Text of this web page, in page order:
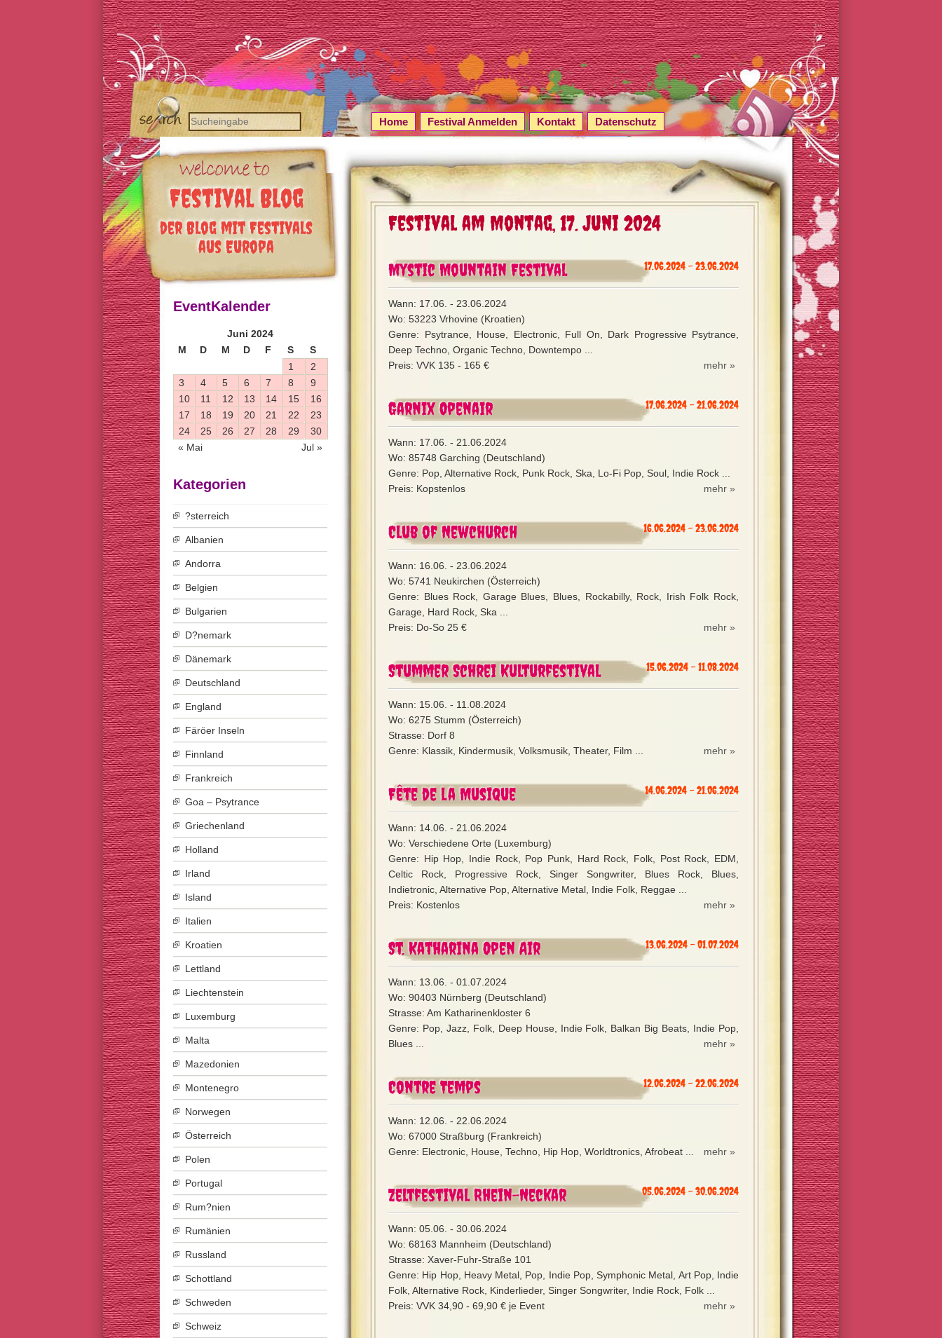
Festival Blog
der Blog mit Festivals
aus Europa
Home Festival Anmelden Kontakt Datenschutz
Festival am Montag, 17. Juni 2024
Mystic Mountain Festival 17.06.2024 - 23.06.2024
Wann: 17.06. - 23.06.2024
Wo: 53223 Vrhovine (Kroatien)
Genre: Psytrance, House, Electronic, Full On, Dark Progressive Psytrance,
Deep Techno, Organic Techno, Downtempo ...
Preis: VVK 135 - 165 €
mehr »
Garnix Openair 17.06.2024 - 21.06.2024
Wann: 17.06. - 21.06.2024
Wo: 85748 Garching (Deutschland)
Genre: Pop, Alternative Rock, Punk Rock, Ska, Lo-Fi Pop, Soul, Indie Rock ...
Preis: Kopstenlos
mehr »
Club of Newchurch 16.06.2024 - 23.06.2024
Wann: 16.06. - 23.06.2024
Wo: 5741 Neukirchen (Österreich)
Genre: Blues Rock, Garage Blues, Blues, Rockabilly, Rock, Irish Folk Rock,
Garage, Hard Rock, Ska ...
Preis: Do-So 25 €
mehr »
Stummer Schrei Kulturfestival 15.06.2024 - 11.08.2024
Wann: 15.06. - 11.08.2024
Wo: 6275 Stumm (Österreich)
Strasse: Dorf 8
Genre: Klassik, Kindermusik, Volksmusik, Theater, Film ...
mehr »
Fête de la Musique 14.06.2024 - 21.06.2024
Wann: 14.06. - 21.06.2024
Wo: Verschiedene Orte (Luxemburg)
Genre: Hip Hop, Indie Rock, Pop Punk, Hard Rock, Folk, Post Rock, EDM,
Celtic Rock, Progressive Rock, Singer Songwriter, Blues Rock, Blues,
Indietronic, Alternative Pop, Alternative Metal, Indie Folk, Reggae ...
Preis: Kostenlos
mehr »
St. Katharina Open Air 13.06.2024 - 01.07.2024
Wann: 13.06. - 01.07.2024
Wo: 90403 Nürnberg (Deutschland)
Strasse: Am Katharinenkloster 6
Genre: Pop, Jazz, Folk, Deep House, Indie Folk, Balkan Big Beats, Indie Pop,
Blues ...
mehr »
Contre Temps 12.06.2024 - 22.06.2024
Wann: 12.06. - 22.06.2024
Wo: 67000 Straßburg (Frankreich)
Genre: Electronic, House, Techno, Hip Hop, Worldtronics, Afrobeat ...
mehr »
Zeltfestival Rhein-Neckar 05.06.2024 - 30.06.2024
Wann: 05.06. - 30.06.2024
Wo: 68163 Mannheim (Deutschland)
Strasse: Xaver-Fuhr-Straße 101
Genre: Hip Hop, Heavy Metal, Pop, Indie Pop, Symphonic Metal, Art Pop, Indie
Folk, Alternative Rock, Kinderlieder, Singer Songwriter, Indie Rock, Folk ...
Preis: VVK 34,90 - 69,90 € je Event
mehr »
EventKalender
Juni 2024
M
D M D F S S
« Mai Jul »
1
2
3
4 5 6 7 8
9
10
11 12 13 14 15
16
17
18 19 20 21 22
23
24
25 26 27 28 29 30
Kategorien
?sterreich
Albanien
Andorra
Belgien
Bulgarien
D?nemark
Dänemark
Deutschland
England
Färöer Inseln
Finnland
Frankreich
Goa – Psytrance
Griechenland
Holland
Irland
Island
Italien
Kroatien
Lettland
Liechtenstein
Luxemburg
Malta
Mazedonien
Montenegro
Norwegen
Österreich
Polen
Portugal
Rum?nien
Rumänien
Russland
Schottland
Schweden
Schweiz